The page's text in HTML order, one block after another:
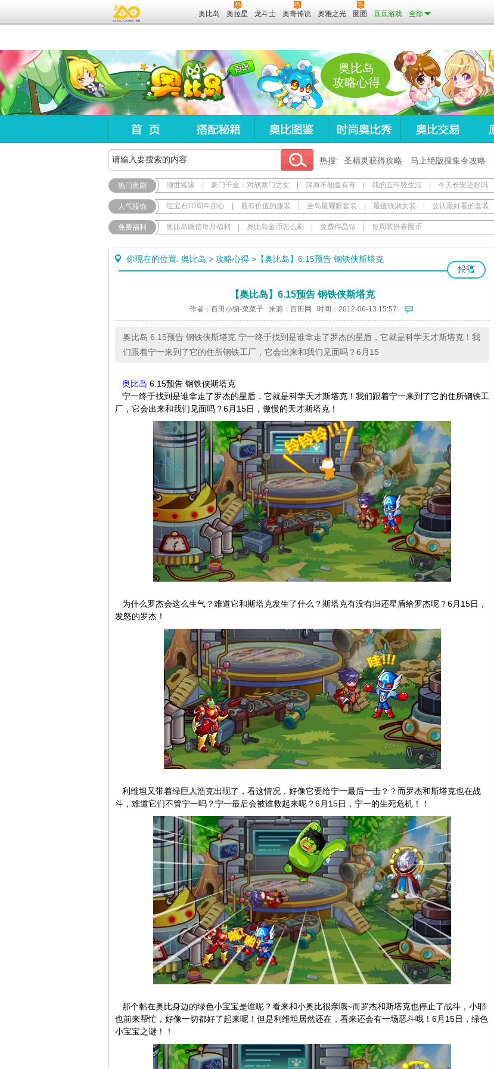
奥比岛 奥拉星 龙斗士 奥奇传说 奥雅之光 圈圈 豆豆游戏 全部
奥比岛
攻略心得
热搜: 圣精灵获得攻略 马上绝版搜集令攻略
热门奥剧 倾世狐缘 豪门千金：对战寒门之女 深海不知鱼有毒 我的五年级生活 今天长安还好吗
人气服饰 红宝石10周年甜心 最有价值的服装 全岛最耀眼套装 最值钱淑女装 公认最好看的套装
免费福利 奥比岛微信每月福利 奥比岛金币怎么刷 免费得晶钻 每周装扮赛圈币
你现在的位置: 奥比岛 > 攻略心得 > 【奥比岛】6.15预告 钢铁侠斯塔克
【奥比岛】6.15预告 钢铁侠斯塔克
作者：百田小编-菜菜子 来源： 百田网 时间：2012-06-13 15:57
奥比岛 6.15预告 钢铁侠斯塔克 宁一终于找到是谁拿走了罗杰的星盾，它就是科学天才斯塔克！我
们跟着宁一来到了它的住所钢铁工厂，它会出来和我们见面吗？6月15
奥比岛 6.15预告 钢铁侠斯塔克
宁一终于找到是谁拿走了罗杰的星盾，它就是科学天才斯塔克！我们跟着宁一来到了它的住所钢铁工
厂，它会出来和我们见面吗？6月15日，傲慢的天才斯塔克！
为什么罗杰会这么生气？难道它和斯塔克发生了什么？斯塔克有没有归还星盾给罗杰呢？6月15日，
发怒的罗杰！
利维坦又带着绿巨人浩克出现了，看这情况，好像它要给宁一最后一击？？而罗杰和斯塔克也在战
斗，难道它们不管宁一吗？宁一最后会被谁救起来呢？6月15日，宁一的生死危机！！
那个黏在奥比身边的绿色小宝宝是谁呢？看来和小奥比很亲哦~而罗杰和斯塔克也停止了战斗，小耶
也前来帮忙，好像一切都好了起来呢！但是利维坦居然还在，看来还会有一场恶斗哦！6月15日，绿色
小宝宝之谜！！